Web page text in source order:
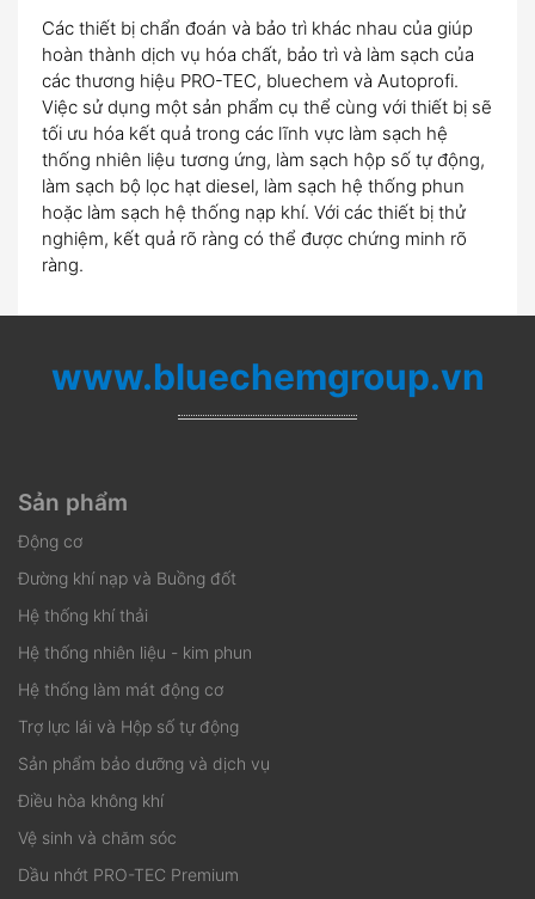
Các thiết bị chẩn đoán và bảo trì khác nhau của giúp
hoàn thành dịch vụ hóa chất, bảo trì và làm sạch của
các thương hiệu PRO-TEC, bluechem và Autoprofi.
Việc sử dụng một sản phẩm cụ thể cùng với thiết bị sẽ
tối ưu hóa kết quả trong các lĩnh vực làm sạch hệ
thống nhiên liệu tương ứng, làm sạch hộp số tự động,
làm sạch bộ lọc hạt diesel, làm sạch hệ thống phun
hoặc làm sạch hệ thống nạp khí. Với các thiết bị thử
nghiệm, kết quả rõ ràng có thể được chứng minh rõ
ràng.
www.bluechemgroup.vn
Sản phẩm
Động cơ
Đường khí nạp và Buồng đốt
Hệ thống khí thải
Hệ thống nhiên liệu - kim phun
Hệ thống làm mát động cơ
Trợ lực lái và Hộp số tự động
Sản phẩm bảo dưỡng và dịch vụ
Điều hòa không khí
Vệ sinh và chăm sóc
Dầu nhớt PRO-TEC Premium